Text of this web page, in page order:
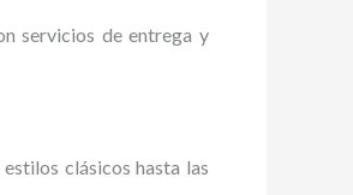
servicios de entrega y
clásicos hasta las